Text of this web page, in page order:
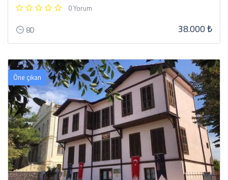
0 Yorum
8D 38.000 ₺
Öne çıkan